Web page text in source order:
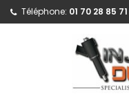
Téléphone: 01 70 28 85 71